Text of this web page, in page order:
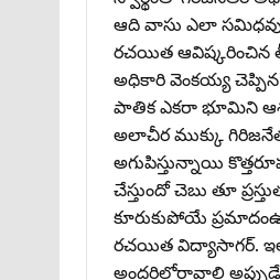
ఆది వాసు ఎలా
రచయిత ఆవిష్కరించిన
అధికారి వెంకయ్య చెప్పిన
పాతిక ఎకరా భూమిని
అలాచీర ముక్కు
అగుపిస్తున్నాయి
చేస్తుందో చెబు తూ
కూరుకుపోయే
రచయిత విద్యాసాగర్‌.
అందరిలోరావాలి అప్పుడే